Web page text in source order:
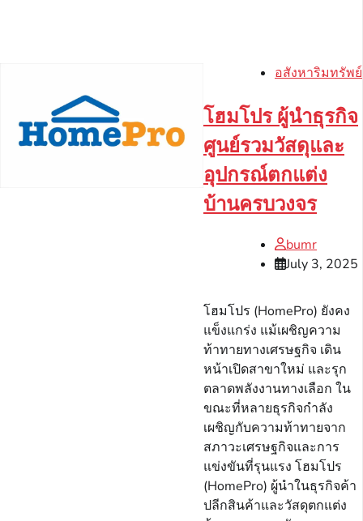
อสังหาริมทรัพย์
โฮมโปร ผู้นำธุรกิจ
ศูนย์รวมวัสดุและ
อุปกรณ์ตกแต่ง
บ้านครบวงจร
bumr
July 3, 2025
โฮมโปร (HomePro) ยังคง
แข็งแกร่ง แม้เผชิญความ
ท้าทายทางเศรษฐกิจ เดิน
หน้าเปิดสาขาใหม่ และรุก
ตลาดพลังงานทางเลือก ใน
ขณะที่หลายธุรกิจกำลัง
เผชิญกับความท้าทายจาก
สภาวะเศรษฐกิจและการ
แข่งขันที่รุนแรง โฮมโปร
(HomePro) ผู้นำในธุรกิจค้า
ปลีกสินค้าและวัสดุตกแต่ง